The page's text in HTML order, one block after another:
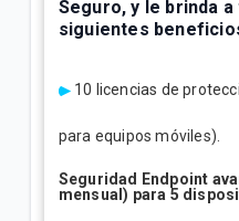
Seguro, y le brinda
siguientes
10 licencias de
para equipos móviles).
Seguridad Endpoint
mensual) para 5